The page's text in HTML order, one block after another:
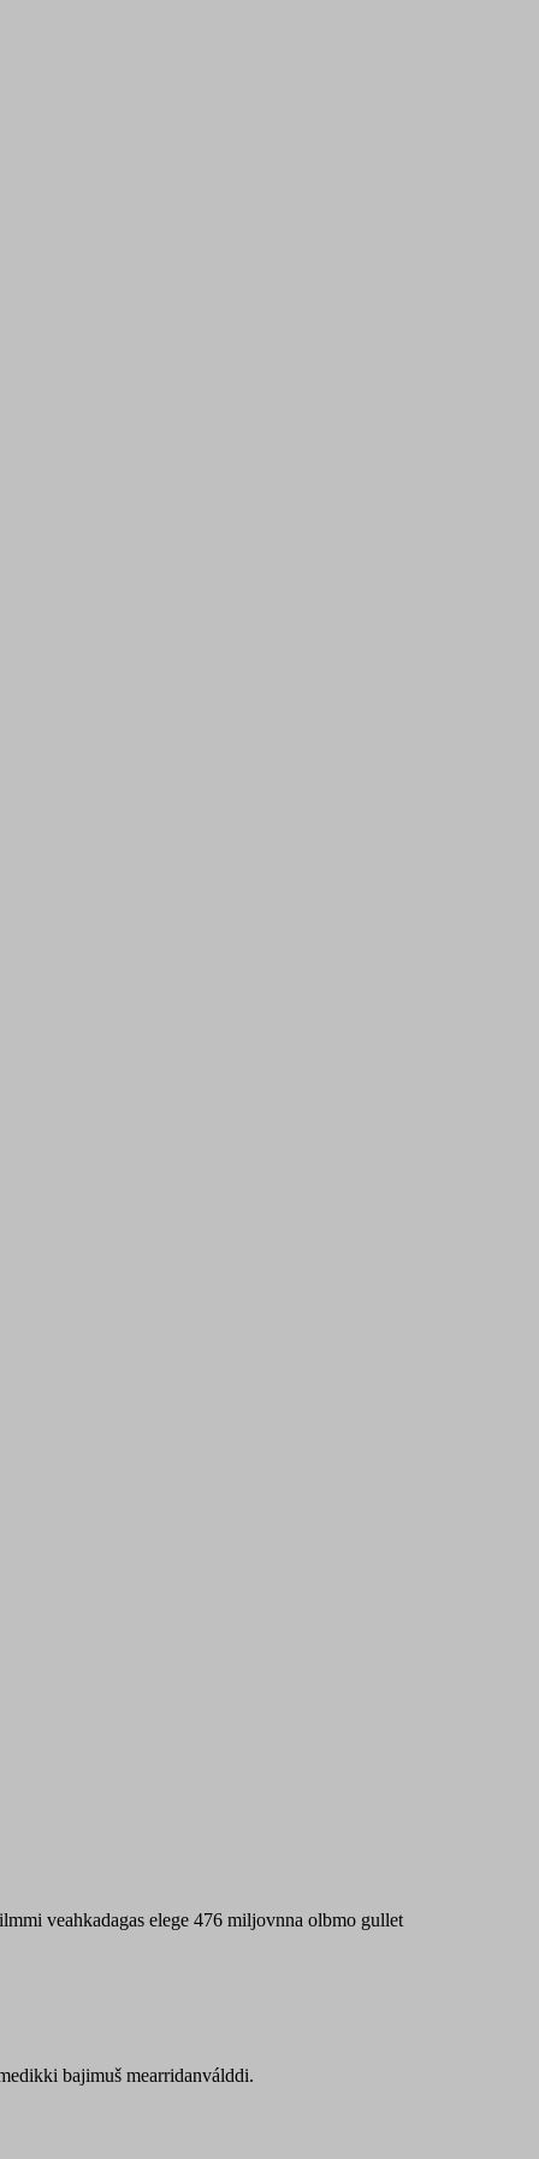
veahkadagas elege 476 miljovnna olbmo gullet
bajimuš mearridanválddi.